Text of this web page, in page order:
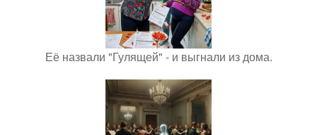
Её назвали "Гулящей" - и выгнали из дома.